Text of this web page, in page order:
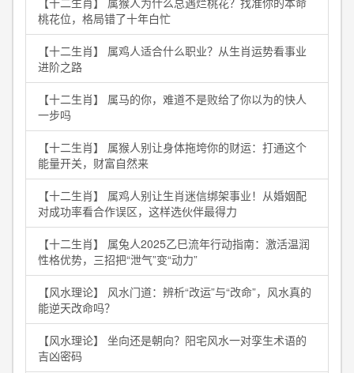
桃花位，格局错了十年白忙
【十二生肖】 属鸡人适合什么职业？从生肖运势看事业
进阶之路
【十二生肖】 属马的你，难道不是败给了你以为的快人
一步吗
【十二生肖】 属猴人别让身体拖垮你的财运：打通这个
能量开关，财富自然来
【十二生肖】 属鸡人别让生肖迷信绑架事业！从婚姻配
对成功率看合作误区，这样选伙伴最得力
【十二生肖】 属兔人2025乙巳流年行动指南：激活温润
性格优势，三招把“泄气”变“动力”
【风水理论】 风水门道：辨析“改运”与“改命”，风水真的
能逆天改命吗？
【风水理论】 坐向还是朝向？阳宅风水一对孪生术语的
吉凶密码